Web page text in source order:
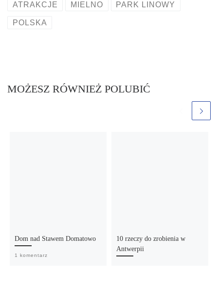
ATRAKCJE MIELNO PARK LINOWY
POLSKA
MOŻESZ RÓWNIEŻ POLUBIĆ
Dom nad Stawem Domatowo
1 komentarz
10 rzeczy do zrobienia w
Antwerpii